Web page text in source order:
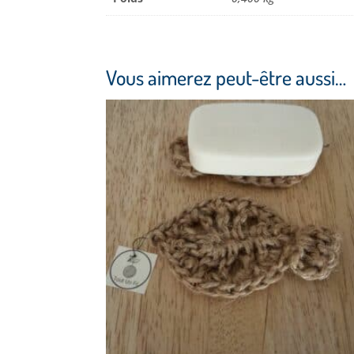
Vous aimerez peut-être aussi…